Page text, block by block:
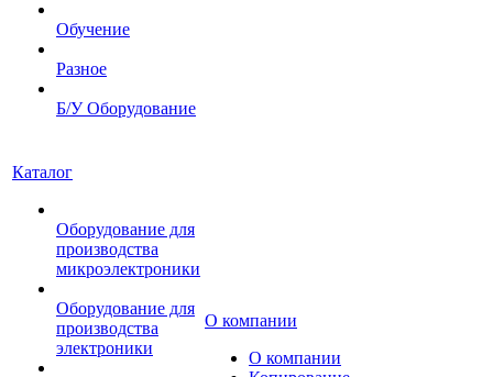
Обучение
Разное
Б/У Оборудование
Каталог
Оборудование для
производства
микроэлектроники
Оборудование для
производства
электроники
О компании
О компании